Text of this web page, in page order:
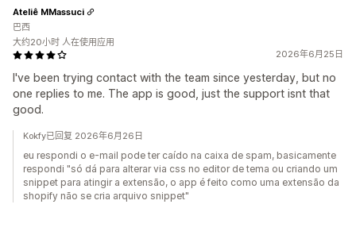
2026年6月25日
I've been trying contact with the team since yesterday, but no
one replies to me. The app is good, just the support isnt that
good.
Ateliê MMassuci
巴西
大约20小时 人在使用应用
Kokfy已回复 2026年6月26日
eu respondi o e-mail pode ter caído na caixa de spam, basicamente
respondi "só dá para alterar via css no editor de tema ou criando um
snippet para atingir a extensão, o app é feito como uma extensão da
shopify não se cria arquivo snippet"